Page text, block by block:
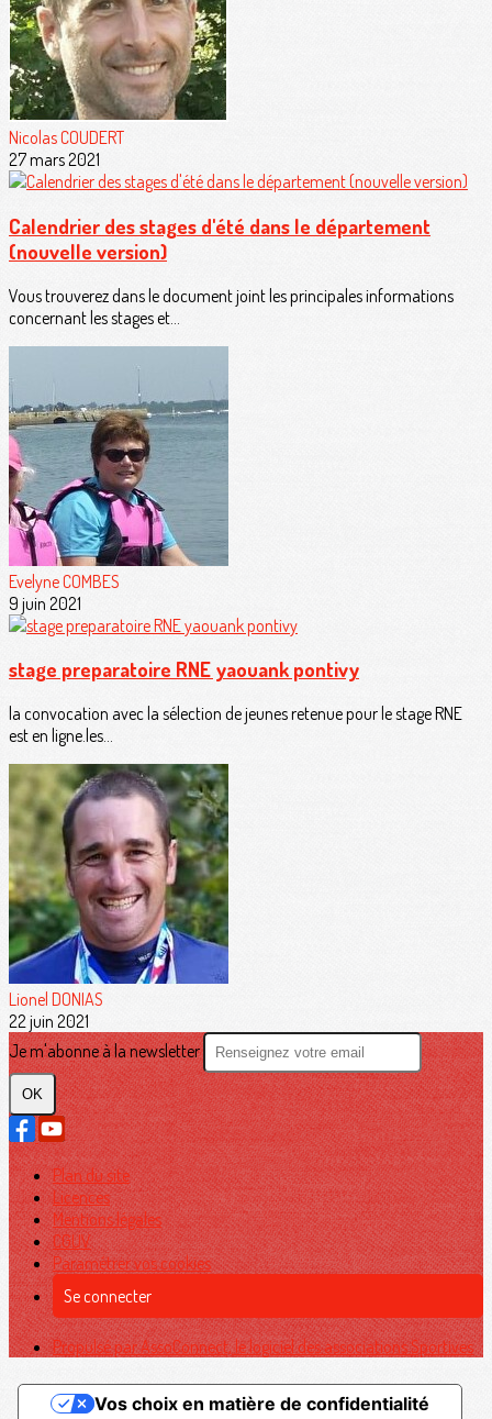
Nicolas COUDERT
27 mars 2021
Calendrier des stages d'été dans le département
(nouvelle version)
Vous trouverez dans le document joint les principales informations
concernant les stages et...
Evelyne COMBES
9 juin 2021
stage preparatoire RNE yaouank pontivy
la convocation avec la sélection de jeunes retenue pour le stage RNE
est en ligne.les...
Lionel DONIAS
22 juin 2021
Je m'abonne à la newsletter
OK
Plan du site
Licences
Mentions légales
CGUV
Paramétrer vos cookies
Se connecter
Propulsé par AssoConnect, le logiciel des associations Sportives
Vos choix en matière de confidentialité